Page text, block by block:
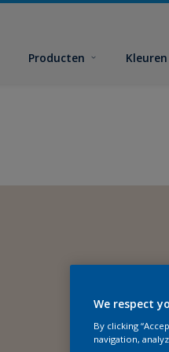
Producten Kleuren
We respect
By clicking
navigation,